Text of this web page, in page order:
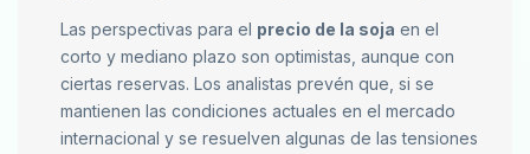
Las perspectivas para el precio de la soja en el
corto y mediano plazo son optimistas, aunque con
ciertas reservas. Los analistas prevén que, si se
mantienen las condiciones actuales en el mercado
internacional y se resuelven algunas de las tensiones